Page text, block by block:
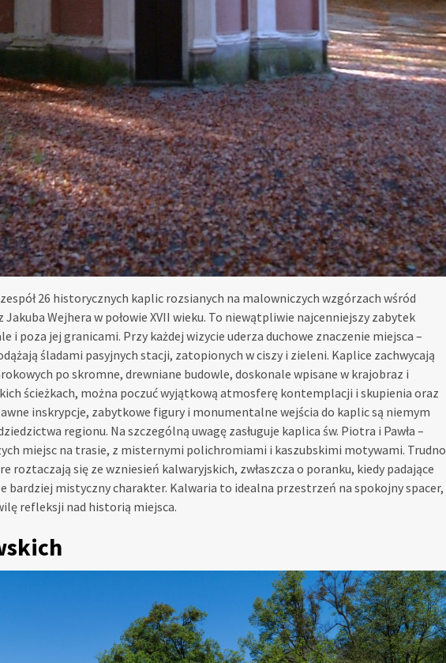
26 historycznych kaplic rozsianych na malowniczych wzgórzach wśród
Wejhera w połowie XVII wieku. To niewątpliwie najcenniejszy zabytek
i poza jej granicami. Przy każdej wizycie uderza duchowe znaczenie miejsca –
śladami pasyjnych stacji, zatopionych w ciszy i zieleni. Kaplice zachwycają
po skromne, drewniane budowle, doskonale wpisane w krajobraz i
ścieżkach, można poczuć wyjątkową atmosferę kontemplacji i skupienia oraz
inskrypcje, zabytkowe figury i monumentalne wejścia do kaplic są niemym
regionu. Na szczególną uwagę zasługuje kaplica św. Piotra i Pawła –
miejsc na trasie, z misternymi polichromiami i kaszubskimi motywami. Trudno
roztaczają się ze wzniesień kalwaryjskich, zwłaszcza o poranku, kiedy padające
bardziej mistyczny charakter. Kalwaria to idealna przestrzeń na spokojny spacer,
refleksji nad historią miejsca.